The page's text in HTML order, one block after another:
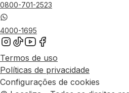
0800-701-2523
4000-1695
Termos de uso
Políticas de privacidade
Configurações de cookies